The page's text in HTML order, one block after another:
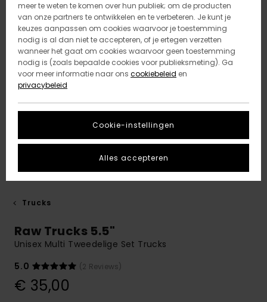
Trucks
Raw Trucks 5.5"
Unisex Multi Tweedelige Set Trucks
5.0
(2 Reviews)
€ 35,00
meer te weten te komen over hun publiek; om de producten
van onze partners te ontwikkelen en te verbeteren. Je kunt je
keuzes aanpassen om cookies waarvoor je toestemming
nodig is al dan niet te accepteren, of je ertegen verzetten
wanneer het gaat om cookies waarvoor geen toestemming
nodig is (zoals bepaalde cookies voor publieksmeting). Ga
voor meer informatie naar ons cookiebeleid en
privacybeleid
Cookie-instellingen
Alles accepteren